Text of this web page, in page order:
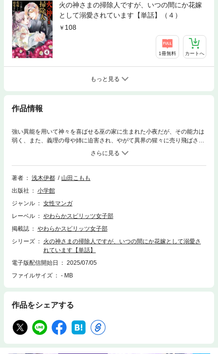
火の神さまの掃除人ですが、いつの間にか花嫁
として溺愛されています【単話】（４）
108
1冊無料 カートへ
もっと見る
作品情報
強い異能を用いて神々を喜ばせる巫の家に生まれた小夜だが、その能力は
弱く、また、義理の母や姉に迫害され、やがて異界の猩々に売り飛ばされ
てしまう。そこで小夜は醜くて忌み嫌われている神・鬼灯と出会うが小夜
の瞳に映るその姿は……？呪われた神と追放された娘…その出会いは必
然！ 浪漫溢れる最高級の大正溺愛ファンタジー!!待望の第37巻配信。
著者
浅木伊都
山田こもも
出版社
小学館
ジャンル
女性マンガ
レーベル
やわらかスピリッツ女子部
掲載誌
やわらかスピリッツ女子部
シリーズ
火の神さまの掃除人ですが、いつの間にか花嫁として溺愛さ
れています【単話】
電子版配信開始日
2025/07/05
ファイルサイズ
- MB
作品をシェアする